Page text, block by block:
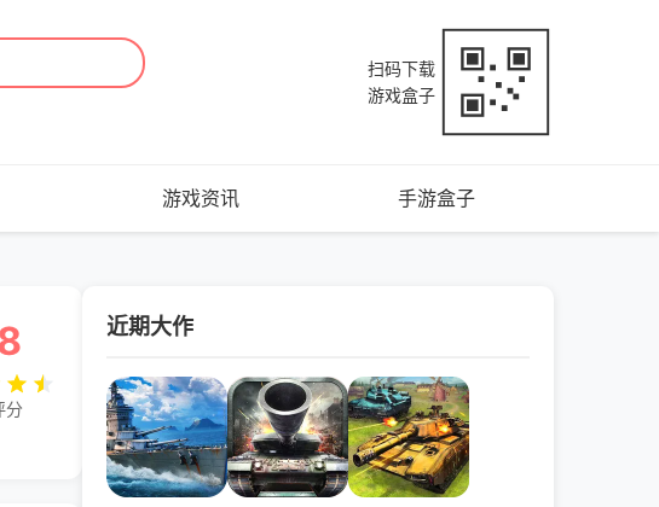
扫码下载
游戏盒子
游戏资讯 手游盒子
分
近期大作